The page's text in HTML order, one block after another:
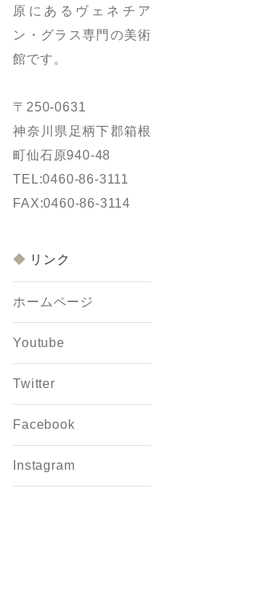
原にあるヴェネチア
ン・グラス専門の美術
館です。
〒250-0631
神奈川県足柄下郡箱根
町仙石原940-48
TEL:0460-86-3111
FAX:0460-86-3114
リンク
ホームページ
Youtube
Twitter
Facebook
Instagram